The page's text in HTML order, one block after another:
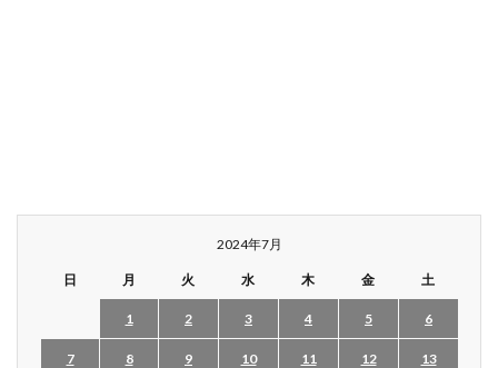
2024年7月
日 月 火 水 木 金 土
1 2 3 4 5 6
7 8 9 10 11 12 13